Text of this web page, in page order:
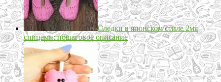
Следки в японском стиле 2мя
спицами: пошаговое описание